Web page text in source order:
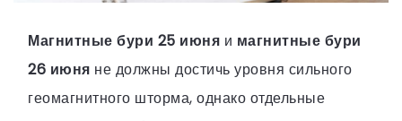
Магнитные бури 25 июня и магнитные бури
26 июня не должны достичь уровня сильного
геомагнитного шторма, однако отдельные